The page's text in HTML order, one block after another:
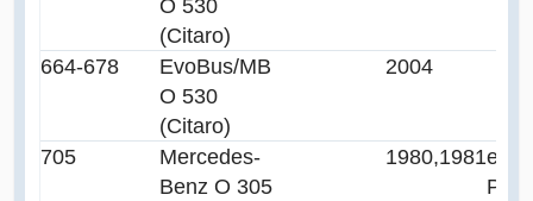
O 530
(Citaro)
664-678
EvoBus/MB
O 530
(Citaro)
2004
705
Mercedes-
Benz O 305
1980,1981ex